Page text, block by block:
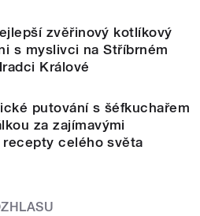
zvěřinový kotlíkový
s myslivci na Stříbrném
Králové
putování s šéfkuchařem
za zajímavými
celého světa